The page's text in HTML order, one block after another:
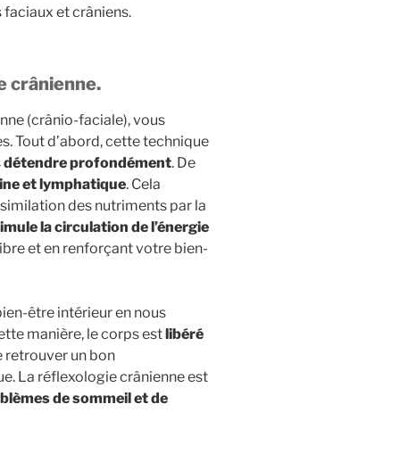
et crâniens.
crânienne.
(crânio-faciale), vous
Tout d’abord, cette technique
détendre profondément. De
et lymphatique. Cela
des nutriments par la
la circulation de l’énergie
et en renforçant votre bien-
être intérieur en nous
manière, le corps estlibéré
retrouver un bon
La réflexologie crânienne est
de sommeil et de